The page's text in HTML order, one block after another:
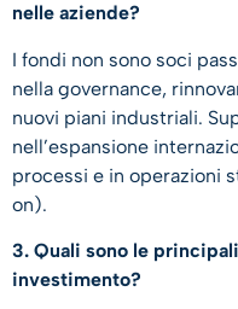
nelle aziende?
I fondi non sono soci
nella governance,
nuovi piani industriali.
nell’espansione
processi e in operazioni
on).
3. Quali sono le
investimento?